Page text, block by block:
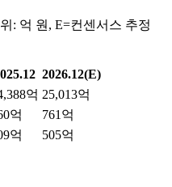
: 억 원, E=컨센서스 추정
2026.12(E)
억 25,013억
억
761억
억
505억